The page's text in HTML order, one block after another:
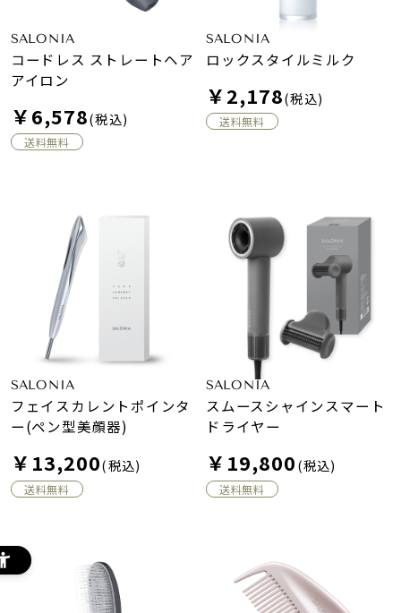
SALONIA
コードレス ストレートヘア
アイロン
￥6,578(税込)
送料無料
SALONIA
ロックスタイルミルク
￥2,178(税込)
送料無料
SALONIA
フェイスカレントポインタ
ー(ペン型美顔器)
￥13,200(税込)
送料無料
SALONIA
スムースシャインスマート
ドライヤー
￥19,800(税込)
送料無料